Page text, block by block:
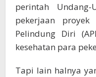
perintah
pekerjaan
Pelindung Diri
kesehatan para
Tapi lain halnya